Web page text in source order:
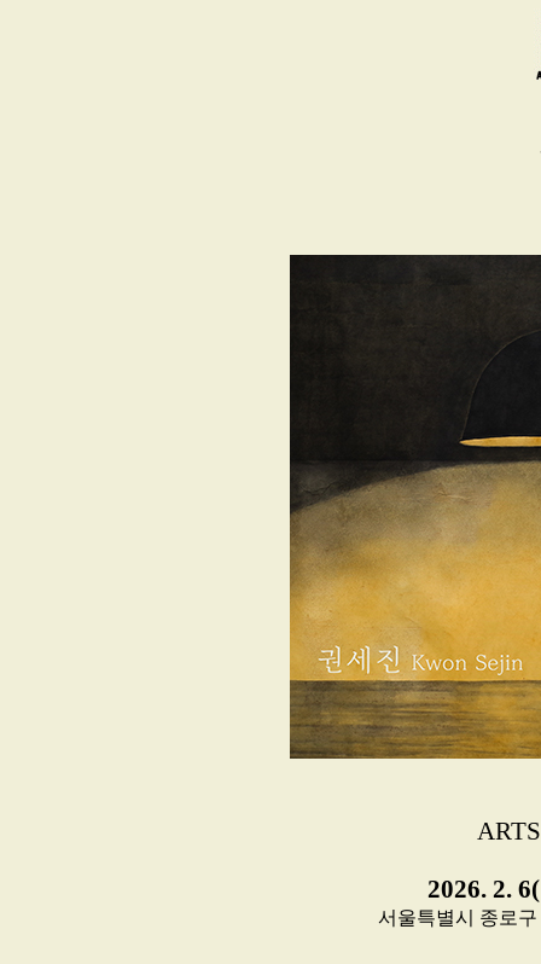
2026. 2.
서울특별시 종로구